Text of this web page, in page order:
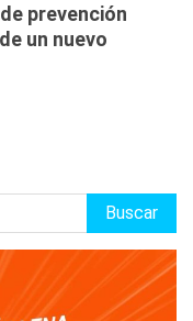
prevención
un nuevo